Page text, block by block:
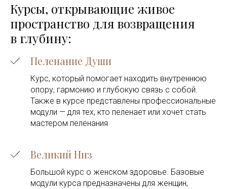
Курсы, открывающие живое
пространство для возвращения
в глубину:
Пеленание Души
Курс, который помогает находить внутреннюю
опору, гармонию и глубокую связь с собой.
Также в курсе представлены профессиональные
модули — для тех, кто пеленает или хочет стать
мастером пеленания
Великий Низ
Большой курс о женском здоровье. Базовые
модули курса предназначены для женщин,